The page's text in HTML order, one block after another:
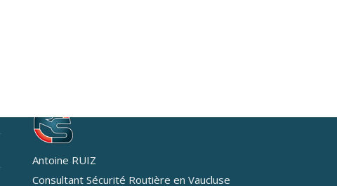
Antoine RUIZ
Consultant Sécurité Routière en Vaucluse